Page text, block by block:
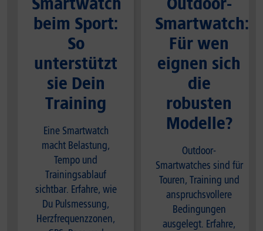
beim Sport:
So
unterstützt
sie Dein
Training
Eine Smartwatch
macht Belastung,
Tempo und
Trainingsablauf
sichtbar. Erfahre, wie
Du Pulsmessung,
Herzfrequenzzonen,
Smartwatch:
Für wen
eignen sich
die
robusten
Modelle?
Outdoor-
Smartwatches sind für
Touren, Training und
anspruchsvollere
Bedingungen
ausgelegt. Erfahre,